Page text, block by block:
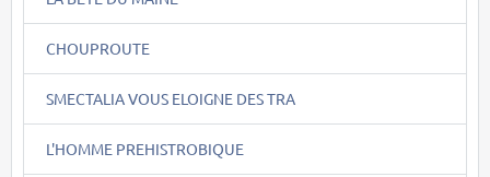
CHOUPROUTE
SMECTALIA VOUS ELOIGNE DES TRA
L'HOMME PREHISTROBIQUE